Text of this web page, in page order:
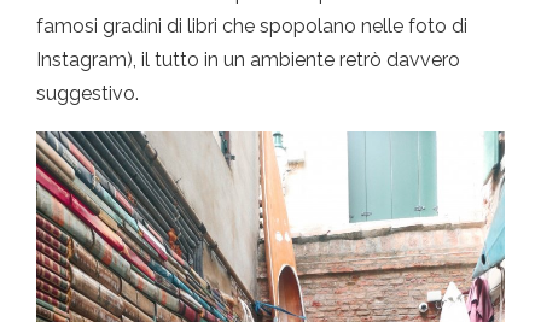
famosi gradini di libri che spopolano nelle foto di
Instagram), il tutto in un ambiente retrò davvero
suggestivo.